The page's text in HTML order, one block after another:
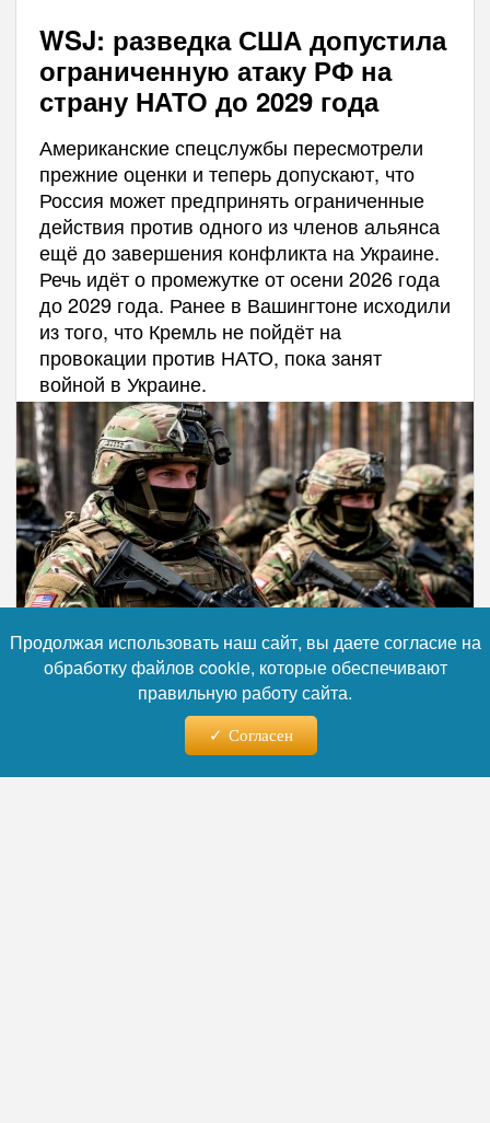
WSJ: разведка США допустила
ограниченную атаку РФ на
страну НАТО до 2029 года
Американские спецслужбы пересмотрели
прежние оценки и теперь допускают, что
Россия может предпринять ограниченные
действия против одного из членов альянса
ещё до завершения конфликта на Украине.
Речь идёт о промежутке от осени 2026 года
до 2029 года. Ранее в Вашингтоне исходили
из того, что Кремль не пойдёт на
провокации против НАТО, пока занят
войной в Украине.
Продолжая использовать наш сайт, вы даете согласие на
обработку файлов cookie, которые обеспечивают
правильную работу сайта.
Согласен